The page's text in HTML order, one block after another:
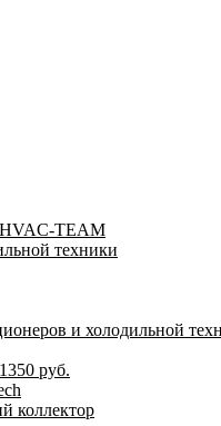
HVAC-TEAM
техники
и холодильной
руб.
коллектор